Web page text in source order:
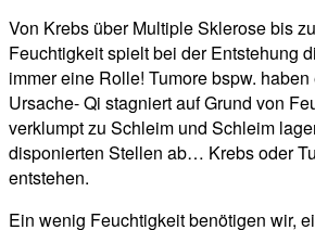
Von Krebs über Multiple Sklerose bis
Feuchtigkeit spielt bei der Entstehung
immer eine Rolle! Tumore bspw.
Ursache- Qi stagniert auf Grund von
verklumpt zu Schleim und Schleim
disponierten Stellen ab… Krebs oder
entstehen.
Ein wenig Feuchtigkeit benötigen wir,